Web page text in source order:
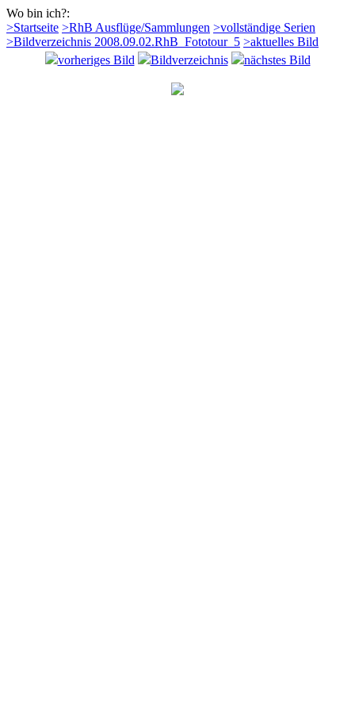
Wo bin ich?:
>Startseite >RhB Ausflüge/Sammlungen >vollständige Serien
>Bildverzeichnis 2008.09.02.RhB_Fototour_5 >aktuelles Bild
vorheriges Bild
Bildverzeichnis nächstes Bild